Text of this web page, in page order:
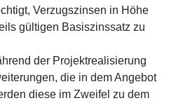
Verzugszinsen in Höhe
gültigen Basiszinssatz zu
der Projektrealisierung
die in dem Angebot
diese im Zweifel zu dem